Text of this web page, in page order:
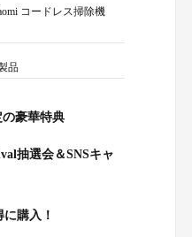
コードレス掃除機
品
豪華特典
抽選会＆SNSキャ
購入！